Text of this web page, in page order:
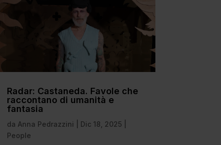
Radar: Castaneda. Favole che
raccontano di umanità e
fantasia
da Anna Pedrazzini Dic 18, 2025
People